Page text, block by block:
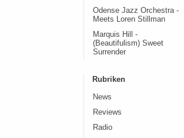
Odense Jazz Orchestra -
Meets Loren Stillman
Marquis Hill -
(Beautifulism) Sweet
Surrender
Rubriken
News
Reviews
Radio